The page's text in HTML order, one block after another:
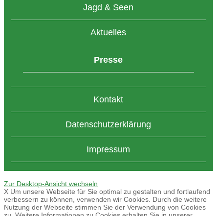
Jagd & Seen
Aktuelles
Presse
Kontakt
Datenschutzerklärung
Impressum
Zur Desktop-Ansicht wechseln
X Um unsere Webseite für Sie optimal zu gestalten und fortlaufend
verbessern zu können, verwenden wir Cookies. Durch die weitere
Nutzung der Webseite stimmen Sie der Verwendung von Cookies